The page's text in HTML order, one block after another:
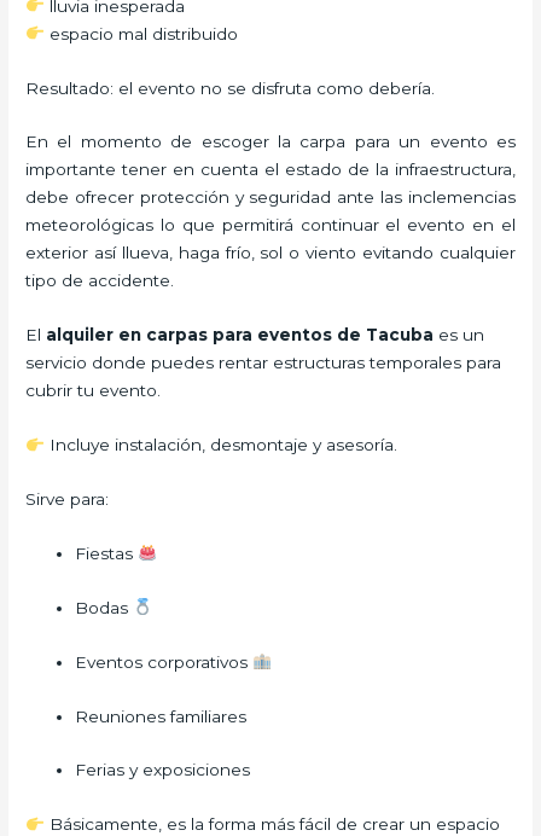
lluvia inesperada
espacio mal distribuido
Resultado: el evento no se disfruta como debería.
En el momento de escoger la carpa para un evento es
importante tener en cuenta el estado de la infraestructura,
debe ofrecer protección y seguridad ante las inclemencias
meteorológicas lo que permitirá continuar el evento en el
exterior así llueva, haga frío, sol o viento evitando cualquier
tipo de accidente.
El alquiler en carpas para eventos de Tacuba es un
servicio donde puedes rentar estructuras temporales para
cubrir tu evento.
Incluye instalación, desmontaje y asesoría.
Sirve para:
Fiestas
Bodas
Eventos corporativos
Reuniones familiares
Ferias y exposiciones
Básicamente, es la forma más fácil de crear un espacio